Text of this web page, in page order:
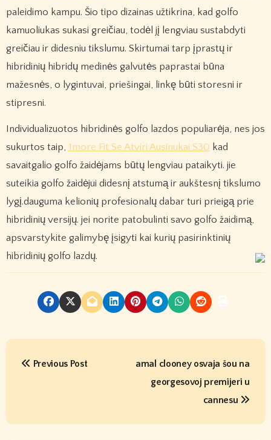
paleidimo kampu. Šio tipo dizainas užtikrina, kad golfo
kamuoliukas sukasi greičiau, todėl jį lengviau sustabdyti
greičiau ir didesniu tikslumu. Skirtumai tarp įprastų ir
hibridinių hibridų medinės galvutės paprastai būna
mažesnės, o lygintuvai, priešingai, linkę būti storesni ir
stipresni.
Individualizuotos hibridinės golfo lazdos populiarėja, nes jos
sukurtos taip, 1more Fit Se Atviri Ausinukai S30 kad
savaitgalio golfo žaidėjams būtų lengviau pataikyti. jie
suteikia golfo žaidėjui didesnį atstumą ir aukštesnį tikslumo
lygį.dauguma kelionių profesionalų dabar turi prieigą prie
hibridinių versijų. jei norite patobulinti savo golfo žaidimą,
apsvarstykite galimybę įsigyti kai kurių pasirinktinių
hibridinių golfo lazdų.
P
t
Previous Post
amal clooney osvaja šou na
georgesovoj premijeri u
cannesu